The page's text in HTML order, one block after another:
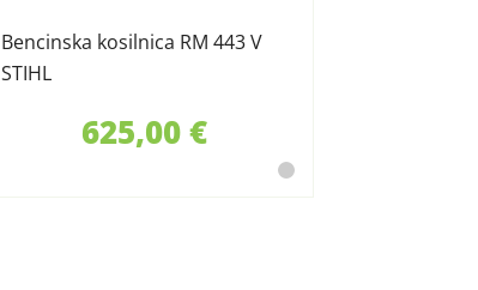
Bencinska kosilnica RM 443 V
STIHL
625,00 €